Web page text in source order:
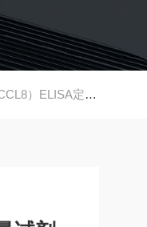
定量试剂盒实验